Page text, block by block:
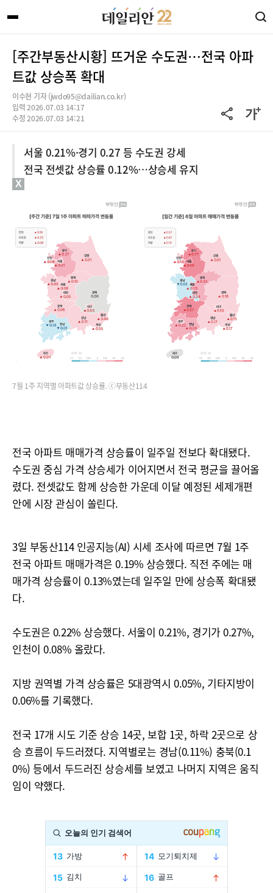
[주간부동산시황] 뜨거운 수도권…전국 아파
트값 상승폭 확대
이수현 기자 (jwdo95@dailian.co.kr)
입력 2026.07.03 14:17
수정 2026.07.03 14:21
서울 0.21%·경기 0.27 등 수도권 강세
전국 전셋값 상승률 0.12%…상승세 유지
7월 1주 지역별 아파트값 상승률. ⓒ부동산114
전국 아파트 매매가격 상승률이 일주일 전보다 확대됐다.
수도권 중심 가격 상승세가 이어지면서 전국 평균을 끌어올
렸다. 전셋값도 함께 상승한 가운데 이달 예정된 세제개편
안에 시장 관심이 쏠린다.
3일 부동산114 인공지능(AI) 시세 조사에 따르면 7월 1주
전국 아파트 매매가격은 0.19% 상승했다. 직전 주에는 매
매가격 상승률이 0.13%였는데 일주일 만에 상승폭 확대됐
다.
수도권은 0.22% 상승했다. 서울이 0.21%, 경기가 0.27%,
인천이 0.08% 올랐다.
지방 권역별 가격 상승률은 5대광역시 0.05%, 기타지방이
0.06%를 기록했다.
전국 17개 시도 기준 상승 14곳, 보합 1곳, 하락 2곳으로 상
승 흐름이 두드러졌다. 지역별로는 경남(0.11%) 충북(0.1
0%) 등에서 두드러진 상승세를 보였고 나머지 지역은 움직
임이 약했다.
X